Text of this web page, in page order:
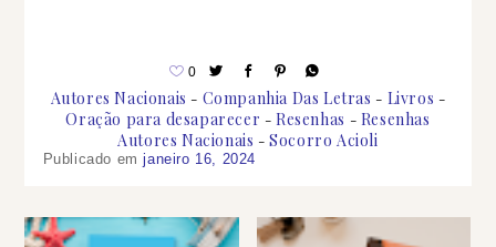
0
Autores Nacionais Companhia Das Letras
Livros
Oração para desaparecer
Resenhas
Resenhas
Autores Nacionais
Socorro Acioli
Publicado emjaneiro 16, 2024